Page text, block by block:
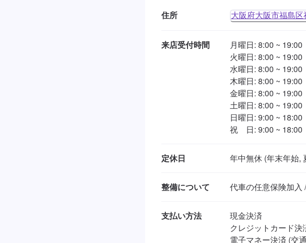
住所 大阪府大阪市福島
来店受付時間
月曜日: 8:00 ~ 19:00
火曜日: 8:00 ~ 19:00
水曜日: 8:00 ~ 19:00
木曜日: 8:00 ~ 19:00
金曜日: 8:00 ~ 19:00
土曜日: 8:00 ~ 19:00
日曜日: 9:00 ~ 18:00
祝　日: 9:00 ~ 18:00
定休日 年中無休 (年末年始,
整備について 代車の任意保険加入
支払い方法
現金決済
クレジットカード決
電子マネー決済 (交